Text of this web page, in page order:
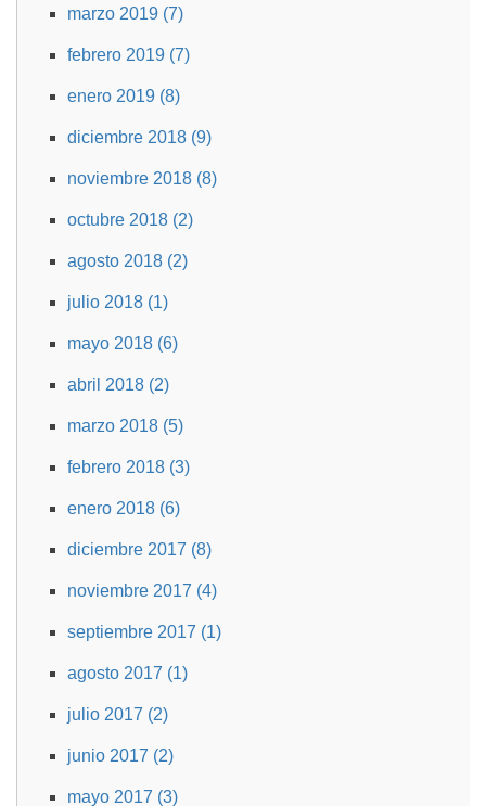
marzo 2019 (7)
febrero 2019 (7)
enero 2019 (8)
diciembre 2018 (9)
noviembre 2018 (8)
octubre 2018 (2)
agosto 2018 (2)
julio 2018 (1)
mayo 2018 (6)
abril 2018 (2)
marzo 2018 (5)
febrero 2018 (3)
enero 2018 (6)
diciembre 2017 (8)
noviembre 2017 (4)
septiembre 2017 (1)
agosto 2017 (1)
julio 2017 (2)
junio 2017 (2)
mayo 2017 (3)